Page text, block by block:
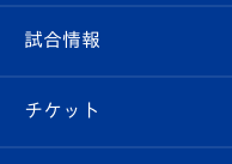
クラブ
試合情報
クラブ概要
エンブレム紹介
観戦ルール
はじめての観戦ガイド
試合情報
試合日程/結果
チケット